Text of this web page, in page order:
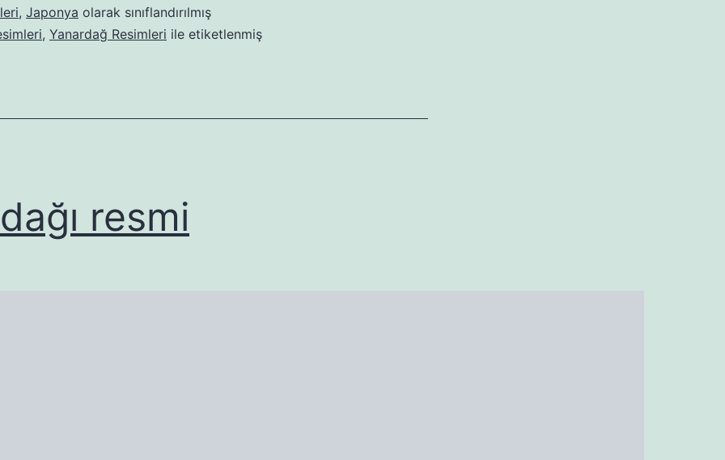
, Japonya olarak sınıflandırılmış
, Yanardağ Resimleri ile etiketlenmiş
resmi